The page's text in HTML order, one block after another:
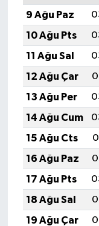
9 Ağu Paz
10 Ağu Pts
11 Ağu Sal
12 Ağu Çar
13 Ağu Per
14 Ağu Cum
15 Ağu Cts
16 Ağu Paz
17 Ağu Pts
18 Ağu Sal
19 Ağu Çar